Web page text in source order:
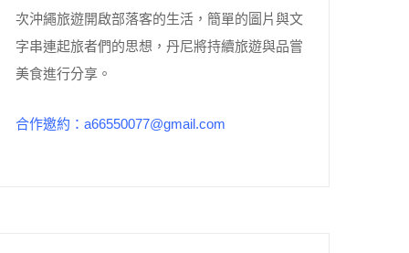
次沖繩旅遊開啟部落客的生活，簡單的圖片與文
字串連起旅者們的思想，丹尼將持續旅遊與品嘗
美食進行分享。
合作邀約：a66550077@gmail.com